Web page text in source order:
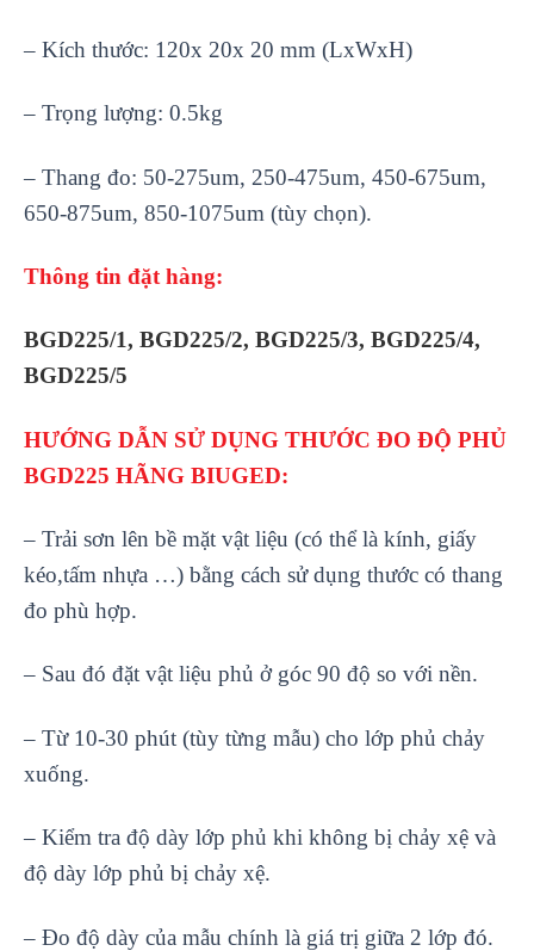
– Kích thước: 120x 20x 20 mm (LxWxH)
– Trọng lượng: 0.5kg
– Thang đo: 50-275um, 250-475um, 450-675um,
650-875um, 850-1075um (tùy chọn).
Thông tin đặt hàng:
BGD225/1, BGD225/2, BGD225/3, BGD225/4,
BGD225/5
HƯỚNG DẪN SỬ DỤNG THƯỚC ĐO ĐỘ PHỦ
BGD225 HÃNG BIUGED:
– Trải sơn lên bề mặt vật liệu (có thể là kính, giấy
kéo,tấm nhựa …) bằng cách sử dụng thước có thang
đo phù hợp.
– Sau đó đặt vật liệu phủ ở góc 90 độ so với nền.
– Từ 10-30 phút (tùy từng mẫu) cho lớp phủ chảy
xuống.
– Kiểm tra độ dày lớp phủ khi không bị chảy xệ và
độ dày lớp phủ bị chảy xệ.
– Đo độ dày của mẫu chính là giá trị giữa 2 lớp đó.